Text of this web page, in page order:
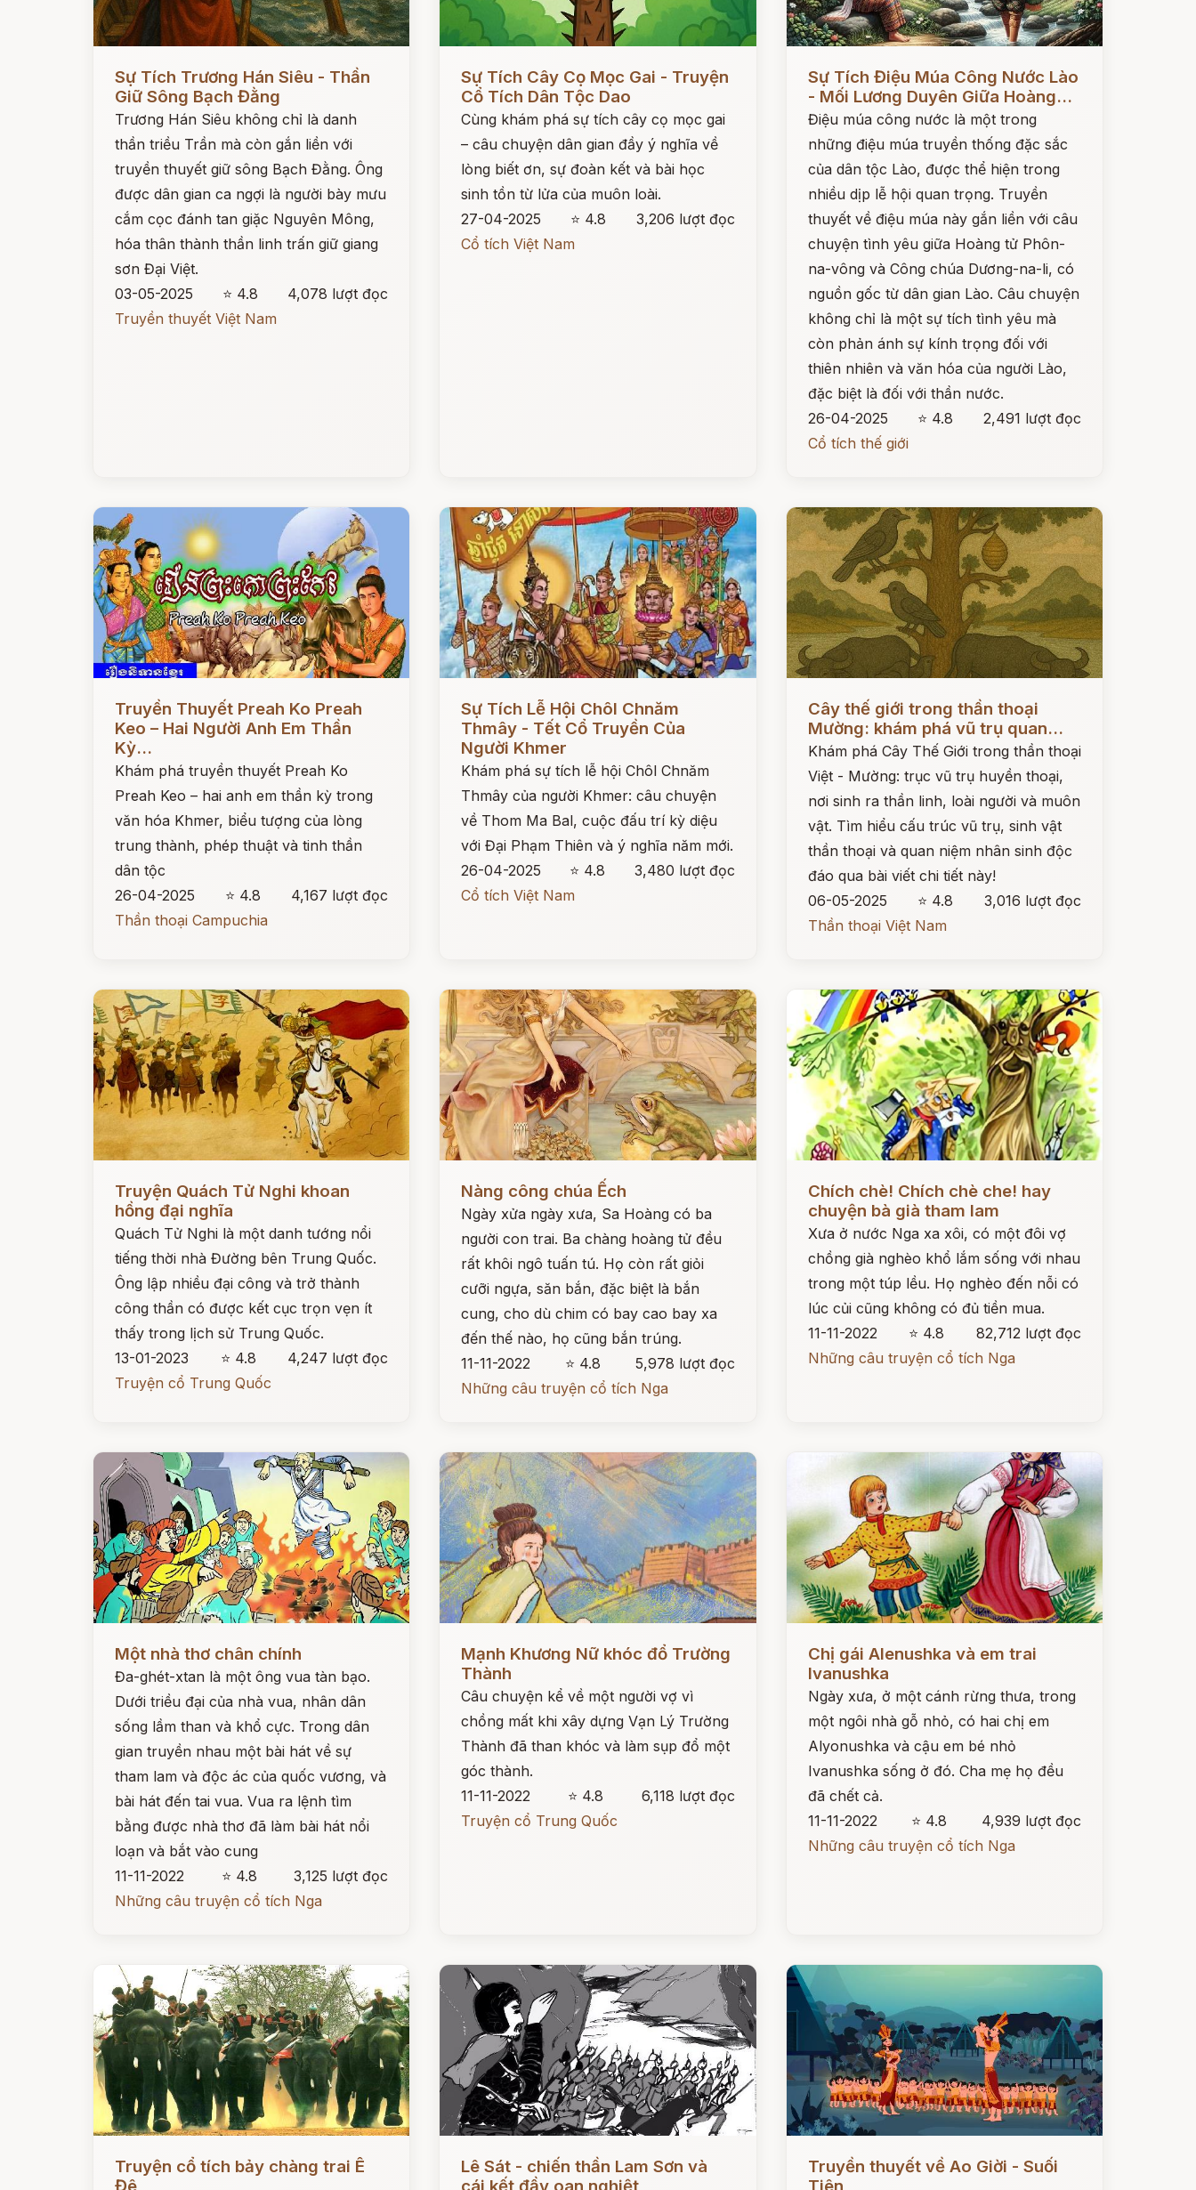
Sự Tích Trương Hán Siêu - Thần
Giữ Sông Bạch Đằng
Trương Hán Siêu không chỉ là danh
thần triều Trần mà còn gắn liền với
truyền thuyết giữ sông Bạch Đằng. Ông
được dân gian ca ngợi là người bày mưu
cắm cọc đánh tan giặc Nguyên Mông,
hóa thân thành thần linh trấn giữ giang
sơn Đại Việt.
03-05-2025
⭐ 4.8
4,078 lượt đọc
Truyền thuyết Việt Nam
Sự Tích Cây Cọ Mọc Gai - Truyện
Cổ Tích Dân Tộc Dao
Cùng khám phá sự tích cây cọ mọc gai
– câu chuyện dân gian đầy ý nghĩa về
lòng biết ơn, sự đoàn kết và bài học
sinh tồn từ lửa của muôn loài.
27-04-2025
⭐ 4.8
3,206 lượt đọc
Cổ tích Việt Nam
Sự Tích Điệu Múa Công Nước Lào
- Mối Lương Duyên Giữa Hoàng...
Điệu múa công nước là một trong
những điệu múa truyền thống đặc sắc
của dân tộc Lào, được thể hiện trong
nhiều dịp lễ hội quan trọng. Truyền
thuyết về điệu múa này gắn liền với câu
chuyện tình yêu giữa Hoàng tử Phôn-
na-vông và Công chúa Dương-na-li, có
nguồn gốc từ dân gian Lào. Câu chuyện
không chỉ là một sự tích tình yêu mà
còn phản ánh sự kính trọng đối với
thiên nhiên và văn hóa của người Lào,
đặc biệt là đối với thần nước.
26-04-2025
⭐ 4.8
2,491 lượt đọc
Cổ tích thế giới
Đọc ngay
Truyền Thuyết Preah Ko Preah
Keo – Hai Người Anh Em Thần
Kỳ...
Khám phá truyền thuyết Preah Ko
Preah Keo – hai anh em thần kỳ trong
văn hóa Khmer, biểu tượng của lòng
trung thành, phép thuật và tinh thần
dân tộc
26-04-2025
⭐ 4.8
4,167 lượt đọc
Thần thoại Campuchia
Sự Tích Lễ Hội Chôl Chnăm
Thmây - Tết Cổ Truyền Của
Người Khmer
Khám phá sự tích lễ hội Chôl Chnăm
Thmây của người Khmer: câu chuyện
về Thom Ma Bal, cuộc đấu trí kỳ diệu
với Đại Phạm Thiên và ý nghĩa năm mới.
26-04-2025
⭐ 4.8
3,480 lượt đọc
Cổ tích Việt Nam
Cây thế giới trong thần thoại
Mường: khám phá vũ trụ quan...
Khám phá Cây Thế Giới trong thần thoại
Việt - Mường: trục vũ trụ huyền thoại,
nơi sinh ra thần linh, loài người và muôn
vật. Tìm hiểu cấu trúc vũ trụ, sinh vật
thần thoại và quan niệm nhân sinh độc
đáo qua bài viết chi tiết này!
06-05-2025
⭐ 4.8
3,016 lượt đọc
Thần thoại Việt Nam
Truyện Quách Tử Nghi khoan
hồng đại nghĩa
Quách Tử Nghi là một danh tướng nổi
tiếng thời nhà Đường bên Trung Quốc.
Ông lập nhiều đại công và trở thành
công thần có được kết cục trọn vẹn ít
thấy trong lịch sử Trung Quốc.
13-01-2023
⭐ 4.8
4,247 lượt đọc
Truyện cổ Trung Quốc
Nàng công chúa Ếch
Ngày xửa ngày xưa, Sa Hoàng có ba
người con trai. Ba chàng hoàng tử đều
rất khôi ngô tuấn tú. Họ còn rất giỏi
cưỡi ngựa, săn bắn, đặc biệt là bắn
cung, cho dù chim có bay cao bay xa
đến thế nào, họ cũng bắn trúng.
11-11-2022
⭐ 4.8
5,978 lượt đọc
Những câu truyện cổ tích Nga
Chích chè! Chích chè che! hay
chuyện bà già tham lam
Xưa ở nước Nga xa xôi, có một đôi vợ
chồng già nghèo khổ lắm sống với nhau
trong một túp lều. Họ nghèo đến nỗi có
lúc củi cũng không có đủ tiền mua.
11-11-2022
⭐ 4.8
82,712 lượt đọc
Những câu truyện cổ tích Nga
Một nhà thơ chân chính
Đa-ghét-xtan là một ông vua tàn bạo.
Dưới triều đại của nhà vua, nhân dân
sống lầm than và khổ cực. Trong dân
gian truyền nhau một bài hát về sự
tham lam và độc ác của quốc vương, và
bài hát đến tai vua. Vua ra lệnh tìm
bằng được nhà thơ đã làm bài hát nổi
loạn và bắt vào cung
11-11-2022
⭐ 4.8
3,125 lượt đọc
Những câu truyện cổ tích Nga
Mạnh Khương Nữ khóc đổ Trường
Thành
Câu chuyện kể về một người vợ vì
chồng mất khi xây dựng Vạn Lý Trường
Thành đã than khóc và làm sụp đổ một
góc thành.
11-11-2022
⭐ 4.8
6,118 lượt đọc
Truyện cổ Trung Quốc
Chị gái Alenushka và em trai
Ivanushka
Ngày xưa, ở một cánh rừng thưa, trong
một ngôi nhà gỗ nhỏ, có hai chị em
Alyonushka và cậu em bé nhỏ
Ivanushka sống ở đó. Cha mẹ họ đều
đã chết cả.
11-11-2022
⭐ 4.8
4,939 lượt đọc
Những câu truyện cổ tích Nga
Truyện cổ tích bảy chàng trai Ê
Lê Sát - chiến thần Lam Sơn và
Đọc ngay
Truyền thuyết về Ao Giời - Suối